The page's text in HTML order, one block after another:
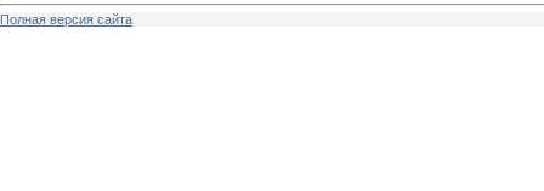
Полная версия сайта